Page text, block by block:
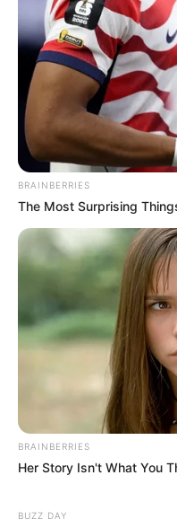
COGNITIVE WELLNESS
Video Of Giant
World. Watch
BRAINBERRIES
The Most Surprising
BRAINBERRIES
Her Story Isn't What You
BUZZ DAY